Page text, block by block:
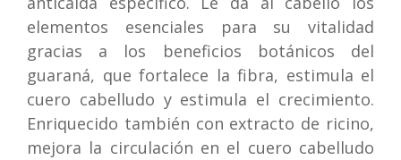
elementos esenciales para su vitalidad
gracias a los beneficios botánicos del
guaraná, que fortalece la fibra, estimula el
cuero cabelludo y estimula el crecimiento.
Enriquecido también con extracto de ricino,
mejora la circulación en el cuero cabelludo